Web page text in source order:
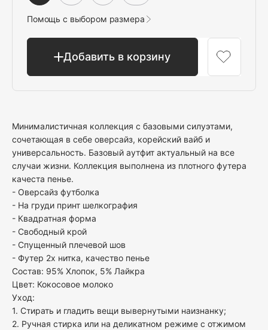
Добавить в корзину
Помощь с выбором размера
Минималистичная коллекция с базовыми силуэтами,
сочетающая в себе оверсайз, корейский вайб и
универсальность. Базовый аутфит актуальный на все
случаи жизни. Коллекция выполнена из плотного футера
качеста пенье.
- Оверсайз футболка
- На груди принт шелкография
- Квадратная форма
- Свободный крой
- Спущенный плечевой шов
- Футер 2х нитка, качество пенье
Состав: 95% Хлопок, 5% Лайкра
Цвет: Кокосовое молоко
Уход:
1. Стирать и гладить вещи вывернутыми наизнанку;
2. Ручная стирка или на деликатном режиме с отжимом